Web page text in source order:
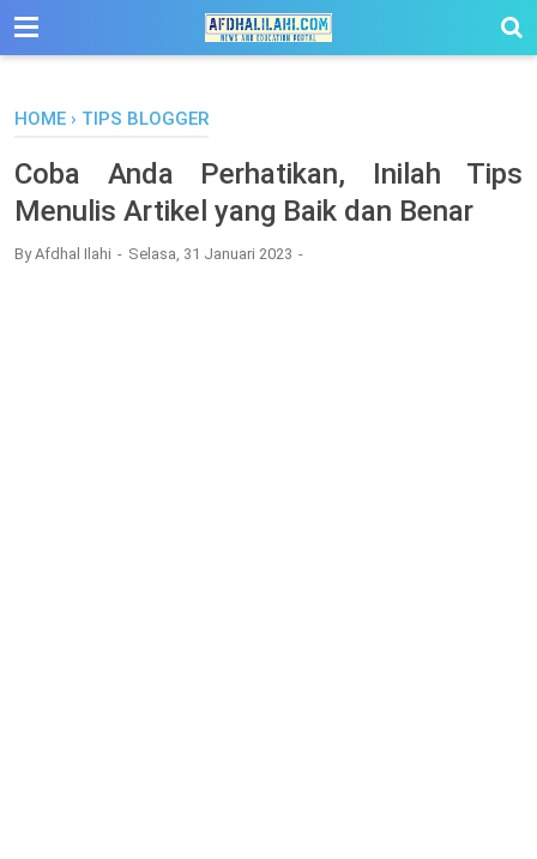
-->
HOME › TIPS BLOGGER
Coba Anda Perhatikan, Inilah Tips
Menulis Artikel yang Baik dan Benar
ByAfdhal Ilahi Selasa, 31 Januari 2023